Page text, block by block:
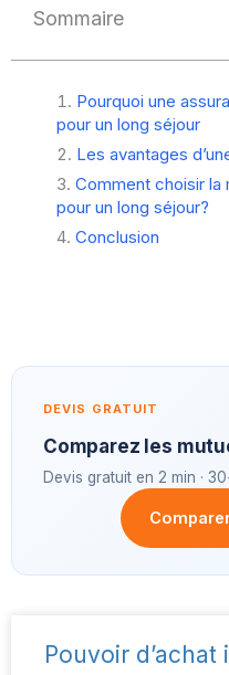
Sommaire
Pourquoi une
pour un long séjour
Les avantages
Comment choisir la
pour un long séjour?
Conclusion
DEVIS GRATUIT
Comparez les
Devis gratuit en 2 min ·
Pouvoir d’achat